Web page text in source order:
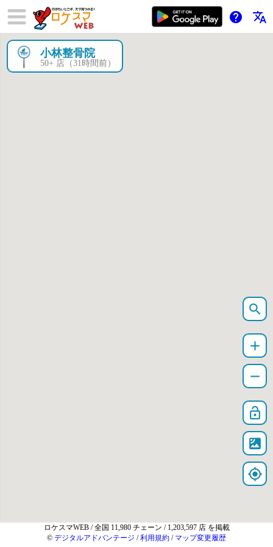
help translate
小林整骨院
50+ 店（31時間前）
search
add
remove
lock_open
satellite
my_location
ロケスマWEB / 全国 11,980 チェーン / 1,203,597 店 を掲載
© デジタルアドバンテージ /利用規約 / マップ変更履歴